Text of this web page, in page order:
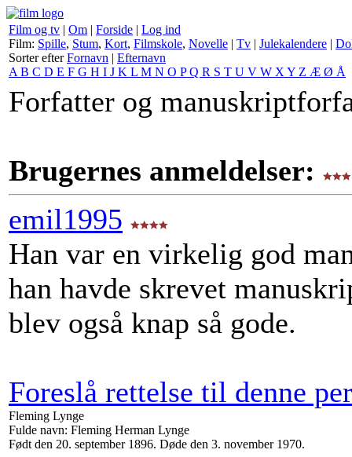
Film og tv | Om | Forside | Log ind
Film: Spille, Stum, Kort, Filmskole, Novelle | Tv | Julekalendere |
Sorter efterFornavn | Efternavn
A B C D E F G H I J K L M N O PQ R S T U V W X Y Z Æ Ø Å
Forfatter og
Brugernes anmeldelser:
emil1995
Han var en virkelig god
han havde skrevet
blev også knap så gode.
Foreslå rettelse til denne
Fleming Lynge
Fulde navn: Fleming Herman Lynge
Født den 20. september 1896. Døde den 3. november 1970.